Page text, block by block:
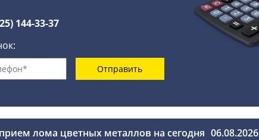
144-33-37
Отправить
лома цветных металлов на сегодня 06.08.2026